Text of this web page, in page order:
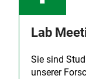
Maier, M. A.,
(2018).
in
https://
Psychology,
Lab
Sie sind
unserer